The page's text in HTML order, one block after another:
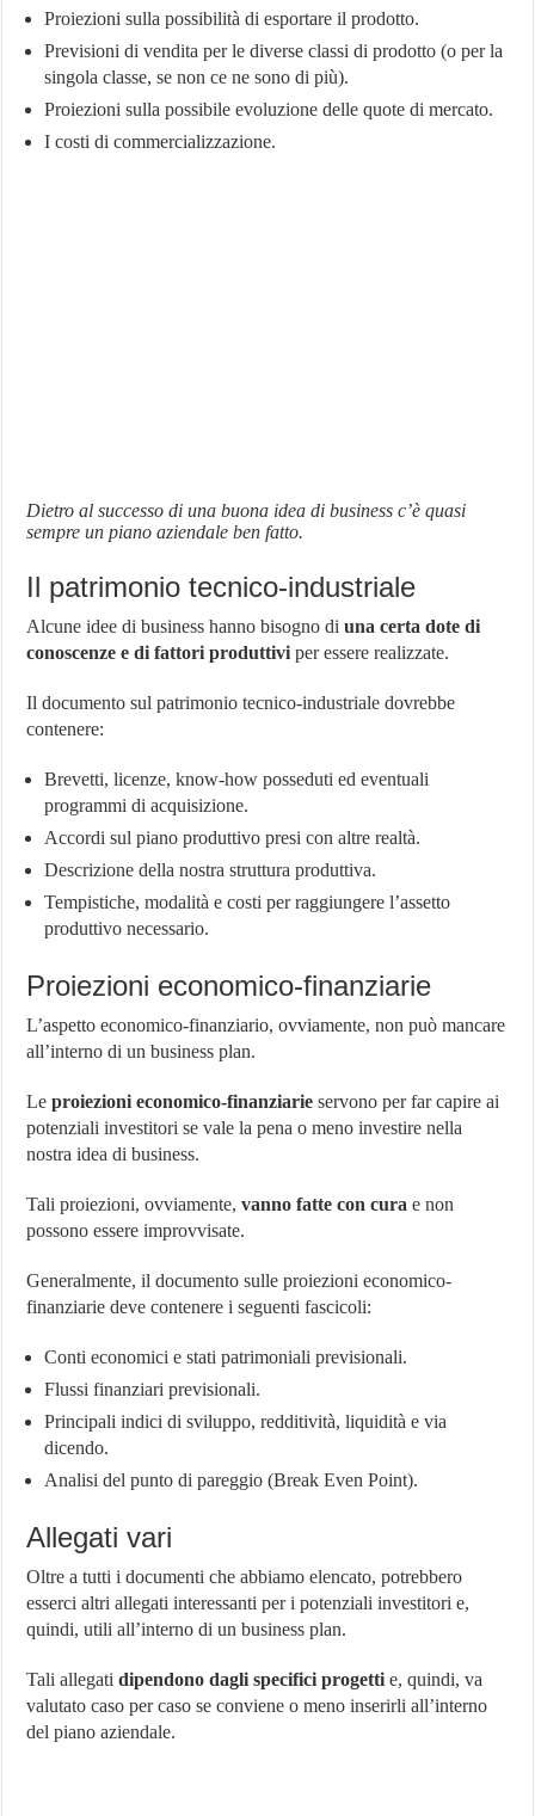
Proiezioni sulla possibilità di esportare il prodotto.
Previsioni di vendita per le diverse classi di prodotto (o per la
singola classe, se non ce ne sono di più).
Proiezioni sulla possibile evoluzione delle quote di mercato.
I costi di commercializzazione.
Dietro al successo di una buona idea di business c’è quasi
sempre un piano aziendale ben fatto.
Il patrimonio tecnico-industriale
Alcune idee di business hanno bisogno diuna certa dote di
conoscenze e di fattori produttivi per essere realizzate.
Il documento sul patrimonio tecnico-industriale dovrebbe
contenere:
Brevetti, licenze, know-how posseduti ed eventuali
programmi di acquisizione.
Accordi sul piano produttivo presi con altre realtà.
Descrizione della nostra struttura produttiva.
Tempistiche, modalità e costi per raggiungere l’assetto
produttivo necessario.
Proiezioni economico-finanziarie
L’aspetto economico-finanziario, ovviamente, non può mancare
all’interno di un business plan.
Leproiezioni economico-finanziarie servono per far capire ai
potenziali investitori se vale la pena o meno investire nella
nostra idea di business.
Tali proiezioni, ovviamente,vanno fatte con cura e non
possono essere improvvisate.
Generalmente, il documento sulle proiezioni economico-
finanziarie deve contenere i seguenti fascicoli:
Conti economici e stati patrimoniali previsionali.
Flussi finanziari previsionali.
Principali indici di sviluppo, redditività, liquidità e via
dicendo.
Analisi del punto di pareggio (Break Even Point).
Allegati vari
Oltre a tutti i documenti che abbiamo elencato, potrebbero
esserci altri allegati interessanti per i potenziali investitori e,
quindi, utili all’interno di un business plan.
Tali allegatidipendono dagli specifici progetti e, quindi, va
valutato caso per caso se conviene o meno inserirli all’interno
del piano aziendale.